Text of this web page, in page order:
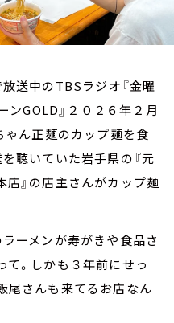
送中のTBSラジオ『金曜
GOLD』２０２６年２月
ゃん正麺のカップ麺を食
聴いていた岩手県の『元
』の店主さんがカップ麺
ーメンが寿がきや食品さ
。しかも３年前にせっ
尾さんも来てるお店なん